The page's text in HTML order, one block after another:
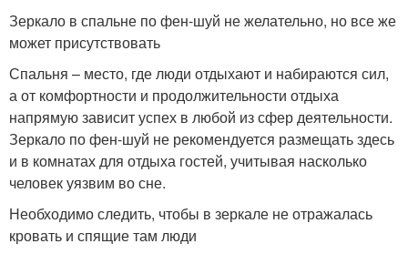
Зеркало в спальне по фен-шуй не желательно, но все же
может присутствовать
Спальня – место, где люди отдыхают и набираются сил,
а от комфортности и продолжительности отдыха
напрямую зависит успех в любой из сфер деятельности.
Зеркало по фен-шуй не рекомендуется размещать здесь
и в комнатах для отдыха гостей, учитывая насколько
человек уязвим во сне.
Необходимо следить, чтобы в зеркале не отражалась
кровать и спящие там люди